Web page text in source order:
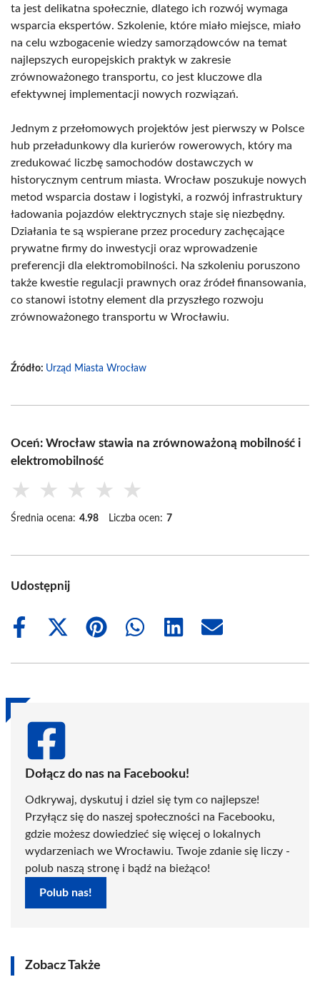
ta jest delikatna społecznie, dlatego ich rozwój wymaga
wsparcia ekspertów. Szkolenie, które miało miejsce, miało
na celu wzbogacenie wiedzy samorządowców na temat
najlepszych europejskich praktyk w zakresie
zrównoważonego transportu, co jest kluczowe dla
efektywnej implementacji nowych rozwiązań.
Jednym z przełomowych projektów jest pierwszy w Polsce
hub przeładunkowy dla kurierów rowerowych, który ma
zredukować liczbę samochodów dostawczych w
historycznym centrum miasta. Wrocław poszukuje nowych
metod wsparcia dostaw i logistyki, a rozwój infrastruktury
ładowania pojazdów elektrycznych staje się niezbędny.
Działania te są wspierane przez procedury zachęcające
prywatne firmy do inwestycji oraz wprowadzenie
preferencji dla elektromobilności. Na szkoleniu poruszono
także kwestie regulacji prawnych oraz źródeł finansowania,
co stanowi istotny element dla przyszłego rozwoju
zrównoważonego transportu w Wrocławiu.
Źródło: Urząd Miasta Wrocław
Oceń: Wrocław stawia na zrównoważoną mobilność i
elektromobilność
★ ★ ★ ★ ★
Średnia ocena: 4.98 Liczba ocen: 7
Udostępnij
Share
Share
(Twitter)
Share
Share
Share
Share
Dołącz do nas na Facebooku!
Odkrywaj, dyskutuj i dziel się tym co najlepsze!
Przyłącz się do naszej społeczności na Facebooku,
gdzie możesz dowiedzieć się więcej o lokalnych
wydarzeniach we Wrocławiu. Twoje zdanie się liczy -
polub naszą stronę i bądź na bieżąco!
Polub nas!
Zobacz Także